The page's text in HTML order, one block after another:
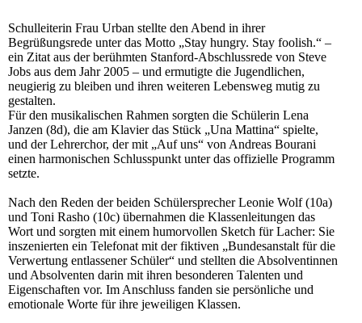
Schulleiterin Frau Urban stellte den Abend in ihrer
Begrüßungsrede unter das Motto „Stay hungry. Stay foolish.“ –
ein Zitat aus der berühmten Stanford-Abschlussrede von Steve
Jobs aus dem Jahr 2005 – und ermutigte die Jugendlichen,
neugierig zu bleiben und ihren weiteren Lebensweg mutig zu
gestalten.
Für den musikalischen Rahmen sorgten die Schülerin Lena
Janzen (8d), die am Klavier das Stück „Una Mattina“ spielte,
und der Lehrerchor, der mit „Auf uns“ von Andreas Bourani
einen harmonischen Schlusspunkt unter das offizielle Programm
setzte.
Nach den Reden der beiden Schülersprecher Leonie Wolf (10a)
und Toni Rasho (10c) übernahmen die Klassenleitungen das
Wort und sorgten mit einem humorvollen Sketch für Lacher: Sie
inszenierten ein Telefonat mit der fiktiven „Bundesanstalt für die
Verwertung entlassener Schüler“ und stellten die Absolventinnen
und Absolventen darin mit ihren besonderen Talenten und
Eigenschaften vor. Im Anschluss fanden sie persönliche und
emotionale Worte für ihre jeweiligen Klassen.